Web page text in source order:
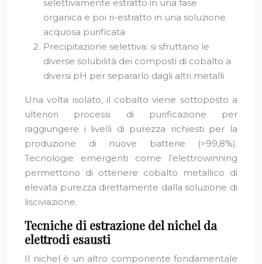
selettivamente estratto in una fase
organica e poi ri-estratto in una soluzione
acquosa purificata
Precipitazione selettiva: si sfruttano le
diverse solubilità dei composti di cobalto a
diversi pH per separarlo dagli altri metalli
Una volta isolato, il cobalto viene sottoposto a
ulteriori processi di purificazione per
raggiungere i livelli di purezza richiesti per la
produzione di nuove batterie (>99,8%).
Tecnologie emergenti come l’elettrowinning
permettono di ottenere cobalto metallico di
elevata purezza direttamente dalla soluzione di
lisciviazione.
Tecniche di estrazione del nichel da
elettrodi esausti
Il nichel è un altro componente fondamentale